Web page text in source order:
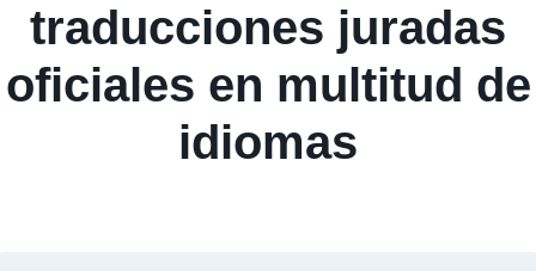
traducciones juradas
oficiales en multitud de
idiomas